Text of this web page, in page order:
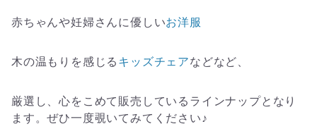
赤ちゃんや妊婦さんに優しいお洋服
木の温もりを感じる キッズチェアなどなど、
厳選し、心をこめて販売しているラインナップとなり
ます。ぜひ一度覗いてみてください♪